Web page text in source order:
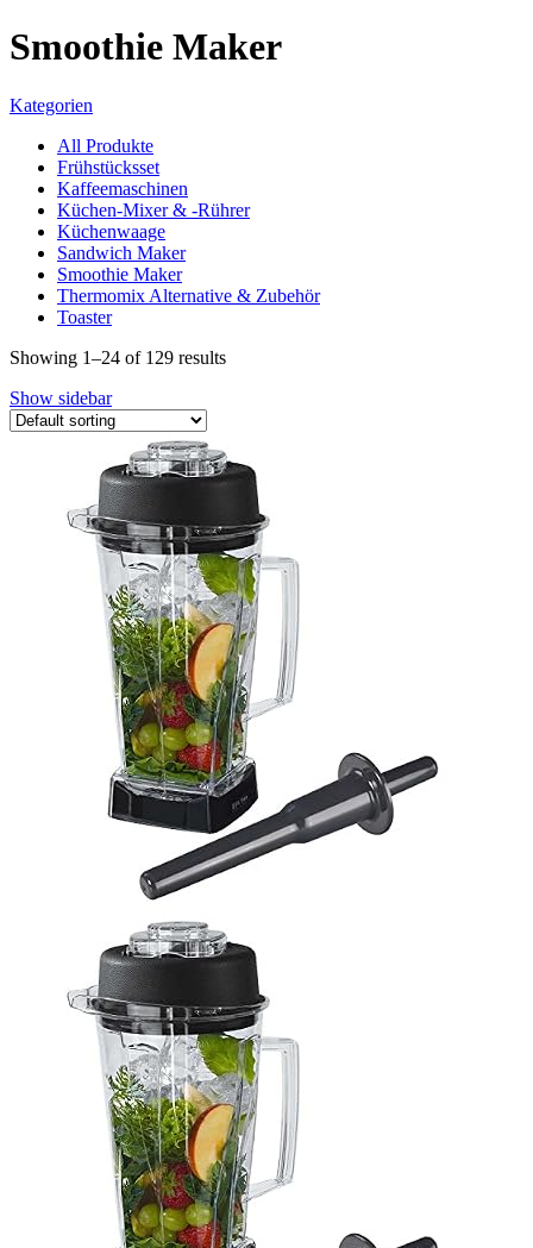
Smoothie Maker
Kategorien
All Produkte
Frühstücksset
Kaffeemaschinen
Küchen-Mixer & -Rührer
Küchenwaage
Sandwich Maker
Smoothie Maker
Thermomix Alternative & Zubehör
Toaster
Showing 1–24 of 129 results
Show sidebar